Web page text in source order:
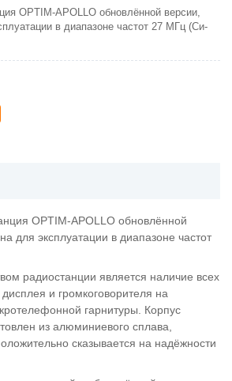
OPTIM-APOLLO обновлённой версии,
в диапазоне частот 27 МГц (Си-
OPTIM-APOLLO обновлённой
для эксплуатации в диапазоне частот
радиостанции является наличие всех
и громкоговорителя на
гарнитуры. Корпус
из алюминиевого сплава,
сказывается на надёжности